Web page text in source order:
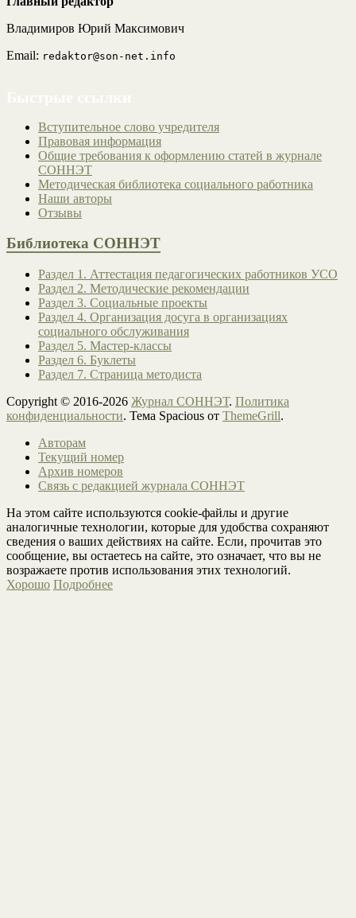
Владимиров Юрий Максимович
Email: redaktor@son-net.info
Вступительное слово учредителя
Правовая информация
Общие требования к оформлению статей в журнале
СОННЭТ
Методическая библиотека социального работника
Наши авторы
Отзывы
Библиотека СОННЭТ
Раздел 1. Аттестация педагогических работников УСО
Раздел 2. Методические рекомендации
Раздел 3. Социальные проекты
Раздел 4. Организация досуга в организациях
социального обслуживания
Раздел 5. Мастер-классы
Раздел 6. Буклеты
Раздел 7. Страница методиста
Copyright © 2016-2026 Журнал СОННЭТ. Политика
конфиденциальности. Тема Spacious от ThemeGrill.
Авторам
Текущий номер
Архив номеров
Связь с редакцией журнала СОННЭТ
На этом сайте используются cookie-файлы и другие
аналогичные технологии, которые для удобства сохраняют
сведения о ваших действиях на сайте. Если, прочитав это
сообщение, вы остаетесь на сайте, это означает, что вы не
возражаете против использования этих технологий.
Хорошо Подробнее